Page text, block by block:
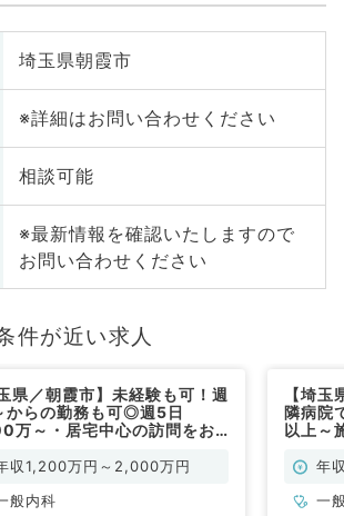
埼玉県朝霞市
※詳細はお問い合わせください
相談可能
※最新情報を確認いたしますので
お問い合わせください
件が近い求人
玉県／朝霞市】未経験も可！週
からの勤務も可◎週5日
万～・居宅中心の訪問をお
収1,200万円～2,000万円
般内科
【埼
隣病院
以上～
年
一